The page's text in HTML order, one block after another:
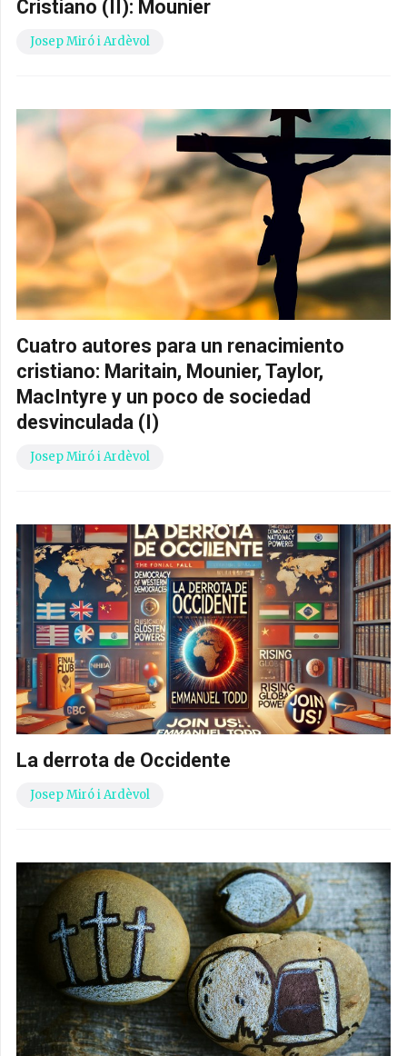
Cristiano (II): Mounier
Josep Miró i Ardèvol
Cuatro autores para un renacimiento
cristiano: Maritain, Mounier, Taylor,
MacIntyre y un poco de sociedad
desvinculada (I)
Josep Miró i Ardèvol
La derrota de Occidente
Josep Miró i Ardèvol